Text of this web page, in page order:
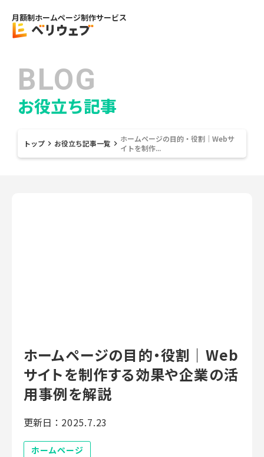
BLOG
お役立ち記事
トップ keyboard_arrow_right お役立ち記事一覧 keyboard_arrow_right ホームページの目的・役割｜Webサ
イトを制作...
月額制ホームページ制作サービス
ホームページの目的・役割｜Web
サイトを制作する効果や企業の活
用事例を解説
更新日： 2025.7.23
ホームページ